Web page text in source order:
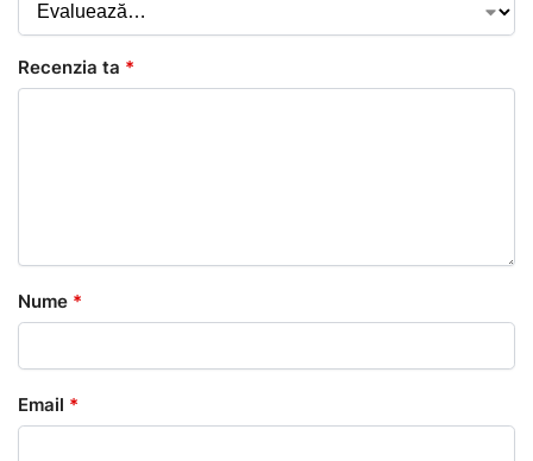
Recenzia ta *
Nume *
Email *